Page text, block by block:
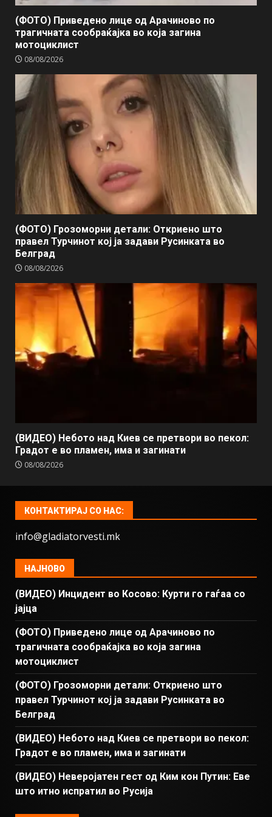
(ФОТО) Приведено лице од Арачиново по
трагичната сообраќајка во која загина
мотоциклист
08/08/2026
(ФОТО) Грозоморни детали: Откриено што
правел Турчинот кој ја задави Русинката во
Белград
08/08/2026
(ВИДЕО) Небото над Киев се претвори во пекол:
Градот е во пламен, има и загинати
08/08/2026
КОНТАКТИРАЈ СО НАС:
info@gladiatorvesti.mk
НАЈНОВО
(ВИДЕО) Инцидент во Косово: Курти го гаѓаа со
јајца
(ФОТО) Приведено лице од Арачиново по
трагичната сообраќајка во која загина
мотоциклист
(ФОТО) Грозоморни детали: Откриено што
правел Турчинот кој ја задави Русинката во
Белград
(ВИДЕО) Небото над Киев се претвори во пекол:
Градот е во пламен, има и загинати
(ВИДЕО) Неверојатен гест од Ким кон Путин: Еве
што итно испратил во Русија